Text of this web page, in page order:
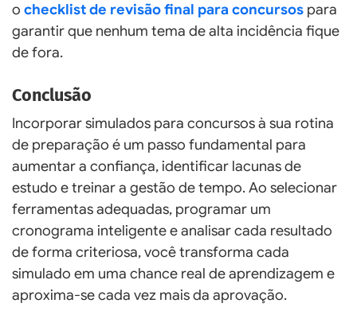
o checklist de revisão final para concursos para
garantir que nenhum tema de alta incidência fique
de fora.
Conclusão
Incorporar simulados para concursos à sua rotina
de preparação é um passo fundamental para
aumentar a confiança, identificar lacunas de
estudo e treinar a gestão de tempo. Ao selecionar
ferramentas adequadas, programar um
cronograma inteligente e analisar cada resultado
de forma criteriosa, você transforma cada
simulado em uma chance real de aprendizagem e
aproxima-se cada vez mais da aprovação.